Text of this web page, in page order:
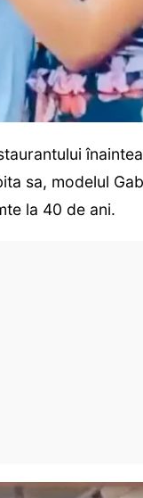
sa, modelul
la 40 de ani.